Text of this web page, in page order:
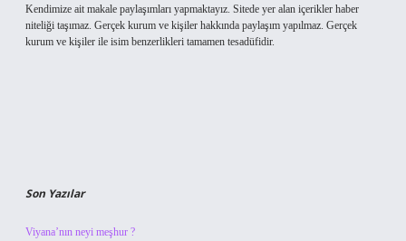
Kendimize ait makale paylaşımları yapmaktayız. Sitede yer alan içerikler haber
niteliği taşımaz. Gerçek kurum ve kişiler hakkında paylaşım yapılmaz. Gerçek
kurum ve kişiler ile isim benzerlikleri tamamen tesadüfidir.
Son Yazılar
Viyana’nın neyi meşhur ?